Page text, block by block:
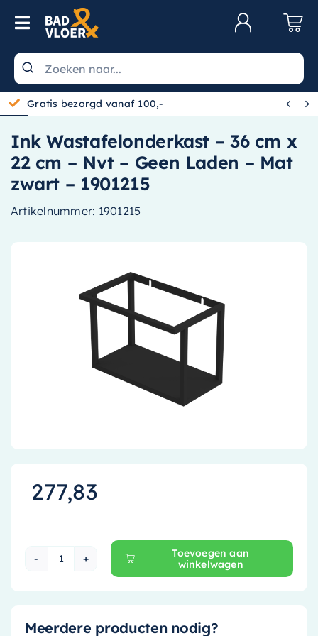
Skip to content
Toggle Navigation
Wastafels
Spiegels
Kranen
Douche
Radiatoren
Accessoires
Installatiemateriaal
Klimaatbeheersing
Gratis bezorgd vanaf 100,-  
Ink Wastafelonderkast – 36 cm x
22 cm – Nvt – Geen Laden – Mat
zwart – 1901215
Artikelnummer: 1901215
277,83
Ink Wastafelonderkast - 36 cm x 22 cm - Nvt -
Toevoegen aan
winkelwagen
Meerdere producten nodig?